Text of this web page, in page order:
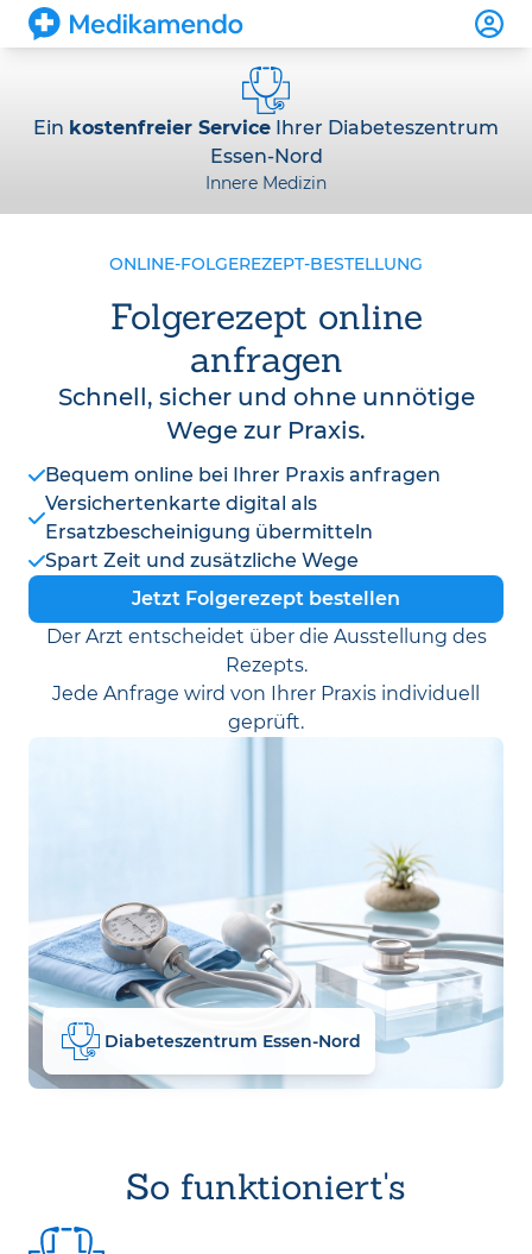
Ein kostenfreier Service Ihrer Diabeteszentrum
Essen-Nord
Innere Medizin
ONLINE-FOLGEREZEPT-BESTELLUNG
Folgerezept online
anfragen
Schnell, sicher und ohne unnötige
Wege zur Praxis.
Bequem online bei Ihrer Praxis anfragen
Versichertenkarte digital als
Ersatzbescheinigung übermitteln
Spart Zeit und zusätzliche Wege
Jetzt Folgerezept bestellen
Der Arzt entscheidet über die Ausstellung des
Rezepts.
Jede Anfrage wird von Ihrer Praxis individuell
geprüft.
Diabeteszentrum Essen-Nord
So funktioniert's